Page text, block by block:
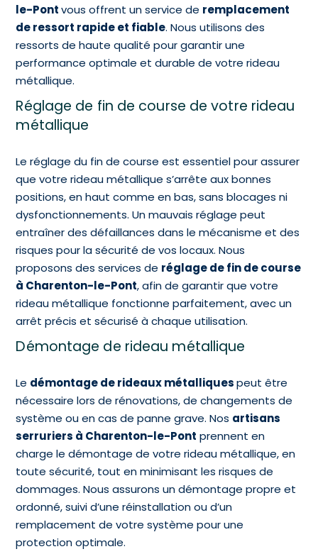
le-Pontvous offrent un service de remplacement
de ressort rapide et fiable. Nous utilisons des
ressorts de haute qualité pour garantir une
performance optimale et durable de votre rideau
métallique.
Réglage de fin de course de votre rideau
métallique
Le réglage du fin de course est essentiel pour assurer
que votre rideau métallique s’arrête aux bonnes
positions, en haut comme en bas, sans blocages ni
dysfonctionnements. Un mauvais réglage peut
entraîner des défaillances dans le mécanisme et des
risques pour la sécurité de vos locaux. Nous
proposons des services de réglage de fin de course
à Charenton-le-Pont, afin de garantir que votre
rideau métallique fonctionne parfaitement, avec un
arrêt précis et sécurisé à chaque utilisation.
Démontage de rideau métallique
Le démontage de rideaux métalliquespeut être
nécessaire lors de rénovations, de changements de
système ou en cas de panne grave. Nos artisans
serruriers à Charenton-le-Pont prennent en
charge le démontage de votre rideau métallique, en
toute sécurité, tout en minimisant les risques de
dommages. Nous assurons un démontage propre et
ordonné, suivi d’une réinstallation ou d’un
remplacement de votre système pour une
protection optimale.